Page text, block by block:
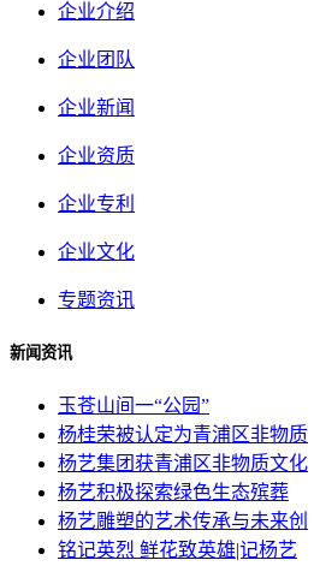
企业介绍
企业团队
企业新闻
企业资质
企业专利
企业文化
专题资讯
新闻资讯
玉苍山间一“公园”
杨桂荣被认定为青浦区非物质
杨艺集团获青浦区非物质文化
杨艺积极探索绿色生态殡葬
杨艺雕塑的艺术传承与未来创
铭记英烈 鲜花致英雄|记杨艺